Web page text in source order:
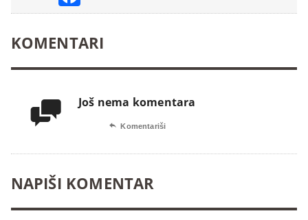
KOMENTARI
 Još nema komentara
 Komentariši
NAPIŠI KOMENTAR